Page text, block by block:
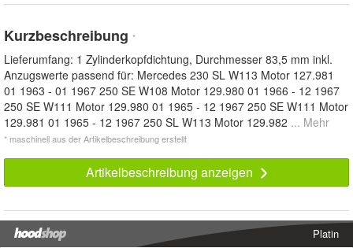
Kurzbeschreibung *
Lieferumfang: 1 Zylinderkopfdichtung, Durchmesser 83,5 mm inkl.
Anzugswerte passend für: Mercedes 230 SL W113 Motor 127.981
01 1963 - 01 1967 250 SE W108 Motor 129.980 01 1966 - 12 1967
250 SE W111 Motor 129.980 01 1965 - 12 1967 250 SE W111 Motor
129.981 01 1965 - 12 1967 250 SL W113 Motor 129.982 ... Mehr
* maschinell aus der Artikelbeschreibung erstellt
Artikelbeschreibung anzeigen
Platin